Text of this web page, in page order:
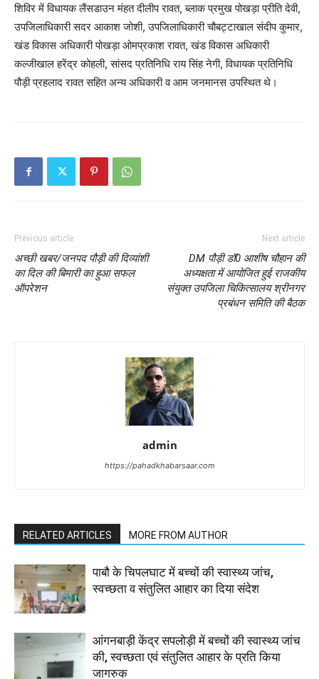
शिविर में विधायक लैंसडाउन मंहत दीलीप रावत, ब्लाक प्रमुख पोखड़ा प्रीति देवी,
उपजिलाधिकारी सदर आकाश जोशी, उपजिलाधिकारी चौबट्टाखाल संदीप कुमार,
खंड विकास अधिकारी पोखड़ा ओमप्रकाश रावत, खंड विकास अधिकारी
कल्जीखाल हरेंद्र कोहली, सांसद प्रतिनिधि राय सिंह नेगी, विधायक प्रतिनिधि
पौड़ी प्रहलाद रावत सहित अन्य अधिकारी व आम जनमानस उपस्थित थे।
Previous article
अच्छी खबर/जनपद पौड़ी की दिव्यांशी
का दिल की बिमारी का हुआ सफल
ऑपरेशन
Next article
DM पौड़ी डॉ0 आशीष चौहान की
अध्यक्षता में आयोजित हुई राजकीय
संयुक्त उपजिला चिकित्सालय श्रीनगर
प्रबंधन समिति की बैठक
admin
https://pahadkhabarsaar.com
RELATED ARTICLES MORE FROM AUTHOR
पाबौ के चिपलघाट में बच्चों की स्वास्थ्य जांच,
स्वच्छता व संतुलित आहार का दिया संदेश
आंगनबाड़ी केंद्र सपलोड़ी में बच्चों की स्वास्थ्य जांच
की, स्वच्छता एवं संतुलित आहार के प्रति किया
जागरुक